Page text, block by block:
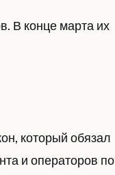
В конце марта их
который обязал
и операторов по